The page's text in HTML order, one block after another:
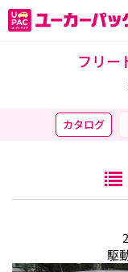
フリー
カタログ
駆